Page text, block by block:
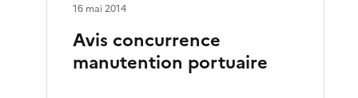
Avis concurrence
manutention portuaire
16 mai 2014